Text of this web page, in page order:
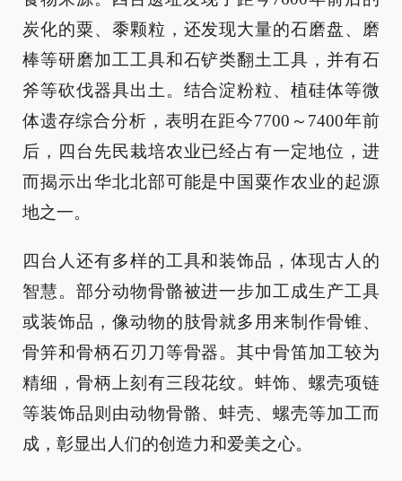
炭化的粟、黍颗粒，还发现大量的石磨盘、磨
棒等研磨加工工具和石铲类翻土工具，并有石
斧等砍伐器具出土。结合淀粉粒、植硅体等微
体遗存综合分析，表明在距今7700～7400年前
后，四台先民栽培农业已经占有一定地位，进
而揭示出华北北部可能是中国粟作农业的起源
地之一。
四台人还有多样的工具和装饰品，体现古人的
智慧。部分动物骨骼被进一步加工成生产工具
或装饰品，像动物的肢骨就多用来制作骨锥、
骨笄和骨柄石刃刀等骨器。其中骨笛加工较为
精细，骨柄上刻有三段花纹。蚌饰、螺壳项链
等装饰品则由动物骨骼、蚌壳、螺壳等加工而
成，彰显出人们的创造力和爱美之心。